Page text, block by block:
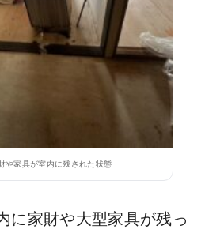
や家具が室内に残された状態
に家財や大型家具が残っ